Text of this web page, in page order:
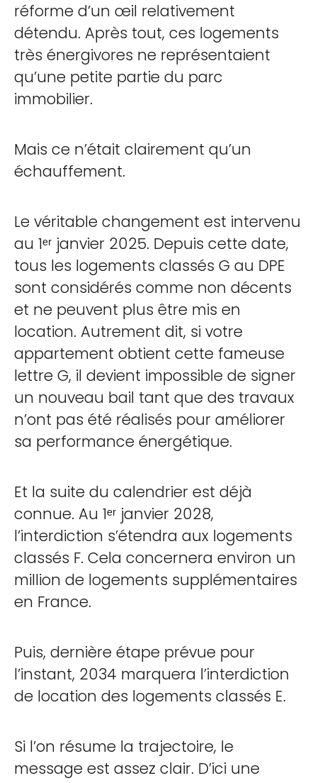
réforme d’un œil relativement
détendu. Après tout, ces logements
très énergivores ne représentaient
qu’une petite partie du parc
immobilier.
Mais ce n’était clairement qu’un
échauffement.
Le véritable changement est intervenu
au 1ᵉʳ janvier 2025. Depuis cette date,
tous les logements classés G au DPE
sont considérés comme non décents
et ne peuvent plus être mis en
location. Autrement dit, si votre
appartement obtient cette fameuse
lettre G, il devient impossible de signer
un nouveau bail tant que des travaux
n’ont pas été réalisés pour améliorer
sa performance énergétique.
Et la suite du calendrier est déjà
connue. Au 1ᵉʳ janvier 2028,
l’interdiction s’étendra aux logements
classés F. Cela concernera environ un
million de logements supplémentaires
en France.
Puis, dernière étape prévue pour
l’instant, 2034 marquera l’interdiction
de location des logements classés E.
Si l’on résume la trajectoire, le
message est assez clair. D’ici une